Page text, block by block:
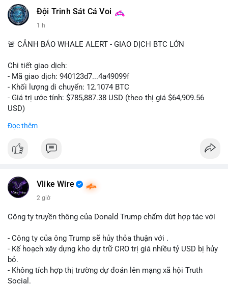
Đội Trinh Sát Cá Voi
1 h
🚨 CẢNH BÁO WHALE ALERT - GIAO DỊCH BTC LỚN
Chi tiết giao dịch:
- Mã giao dịch: 940123d7...4a49099f
- Khối lượng di chuyển: 12.1074 BTC
- Giá trị ước tính: $785,887.38 USD (theo thị giá $64,909.56
USD)
Khối lượng 12.1 BTC tương đương gần 786 nghìn USD được di
Động thái này có thể là bước chuẩn bị thanh khoản để bán ra,
hoặc tái phân bổ tài sản giữa các ví nóng nhằm tối ưu phí giao
thấy cá voi đang thăm dò thanh khoản thị trường trước khi có
Lời khuyên cho nhà đầu tư nhỏ lẻ: Theo dõi xác nhận giao dịch
và dòng tiền tiếp theo từ ví nguồn. Khối lượng này chưa đủ tạo
áp lực bán mạnh, nhưng nếu xuất hiện thêm 2-3 giao dịch
tương tự trong 24 giờ tới, khả năng cao là sóng điều chỉnh
Đọc thêm
Vlike Wire
2 giờ
Công ty truyền thông của Donald Trump chấm dứt hợp tác với
- Công ty của ông Trump sẽ hủy thỏa thuận với .
- Kế hoạch xây dựng kho dự trữ CRO trị giá nhiều tỷ USD bị hủy
bỏ.
- Không tích hợp thị trường dự đoán lên mạng xã hội Truth
Social.